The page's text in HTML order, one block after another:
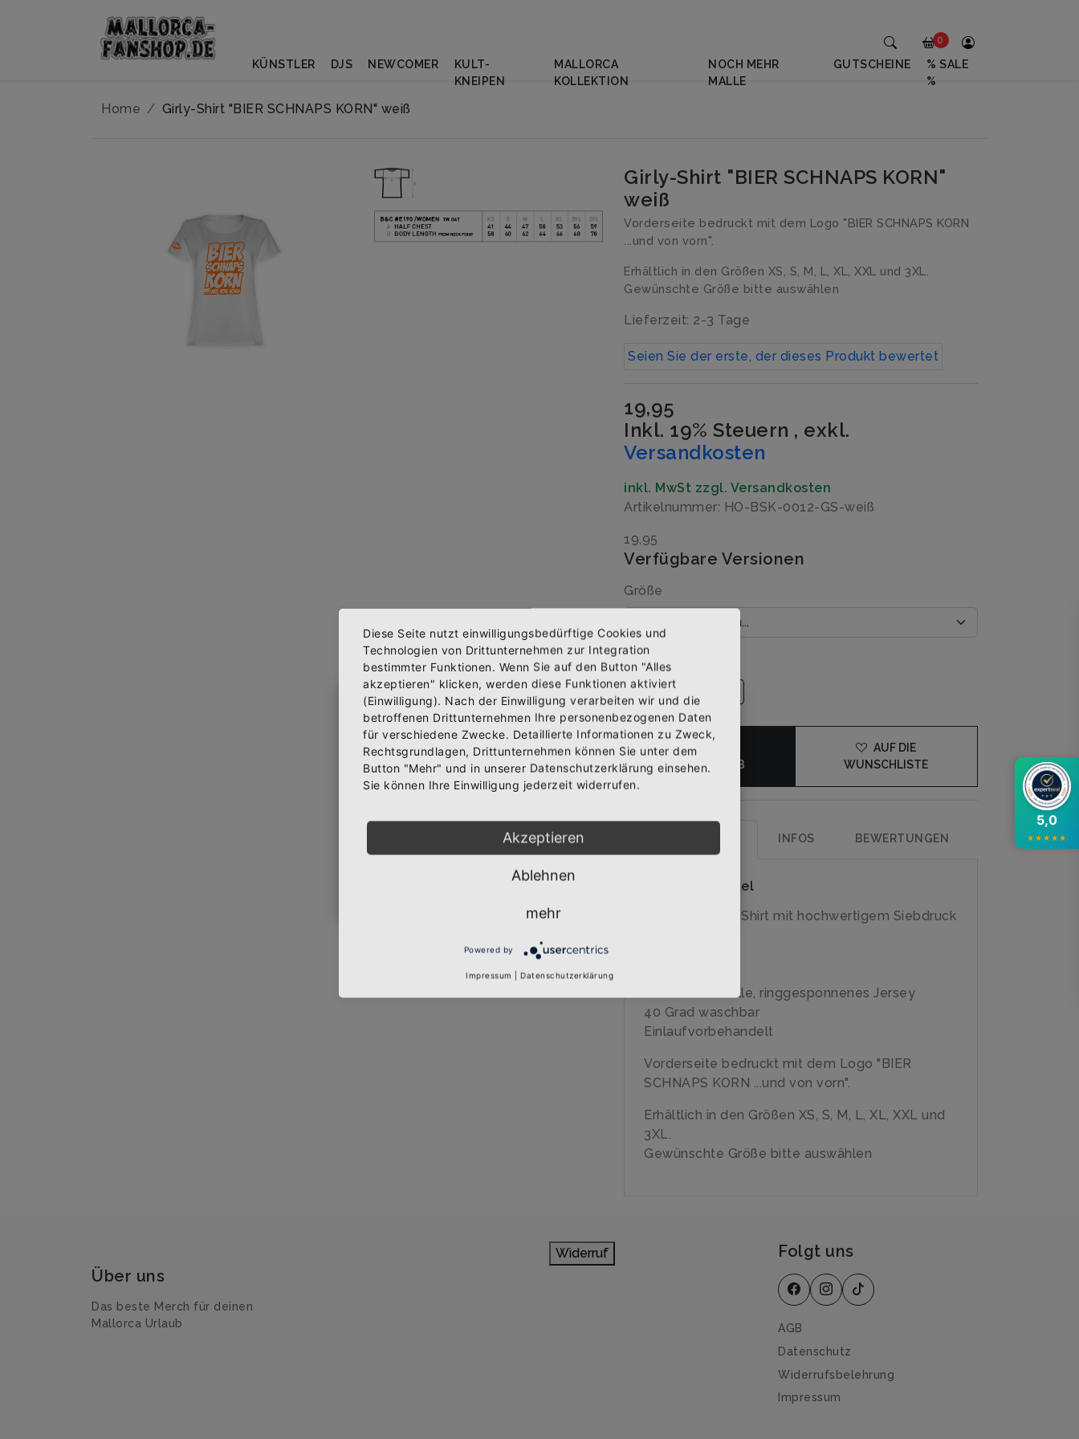
Home Girly-Shirt "BIER SCHNAPS KORN" weiß
Girly-Shirt "BIER SCHNAPS KORN"
weiß
Vorderseite bedruckt mit dem Logo "BIER SCHNAPS KORN
...und von vorn".
Erhältlich in den Größen XS, S, M, L, XL, XXL und 3XL.
Gewünschte Größe bitte auswählen
Lieferzeit: 2-3 Tage
Seien Sie der erste, der dieses Produkt bewertet
19,95
Inkl. 19% Steuern , exkl.
Versandkosten
inkl. MwSt zzgl. Versandkosten
Artikelnummer: HO-BSK-0012-GS-weiß
19,95
Verfügbare Versionen
Größe
Menge
WARENKORB
AUF DIE
WUNSCHLISTE
INFOS BEWERTUNGEN
Über den Artikel
Qualitäts-Girly-Shirt mit hochwertigem Siebdruck
100% Baumwolle, ringgesponnenes Jersey
40 Grad waschbar
Einlaufvorbehandelt
Vorderseite bedruckt mit dem Logo "BIER
SCHNAPS KORN ...und von vorn".
Erhältlich in den Größen XS, S, M, L, XL, XXL und
3XL.
Gewünschte Größe bitte auswählen
Über uns
Das beste Merch für deinen
Mallorca Urlaub
Widerruf Folgt uns
AGB
Datenschutz
Widerrufsbelehrung
Impressum
Abonniere jetzt unseren Newsletter
Bekomme die aktuellsten News über neue Produkte und
zudem einen 10% Gutschein für deine nächste
Bestellung.
Abonnieren
0
KÜNSTLER DJS NEWCOMER
KULT-
KNEIPEN
MALLORCA
KOLLEKTION
NOCH MEHR
MALLE
GUTSCHEINE
% SALE
%
5,0
★★★★★
Diese Seite nutzt einwilligungsbedürftige Cookies und
Technologien von Drittunternehmen zur Integration
bestimmter Funktionen. Wenn Sie auf den Button "Alles
akzeptieren" klicken, werden diese Funktionen aktiviert
(Einwilligung). Nach der Einwilligung verarbeiten wir und die
betroffenen Drittunternehmen Ihre personenbezogenen Daten
für verschiedene Zwecke. Detaillierte Informationen zu Zweck,
Rechtsgrundlagen, Drittunternehmen können Sie unter dem
Button "Mehr" und in unserer Datenschutzerklärung einsehen.
Sie können Ihre Einwilligung jederzeit widerrufen.
Akzeptieren
Ablehnen
mehr
Powered by
Impressum Datenschutzerklärung